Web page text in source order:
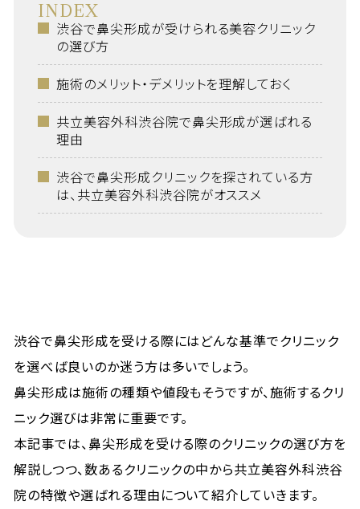
INDEX
渋谷で鼻尖形成が受けられる美容クリニック
の選び方
施術のメリット・デメリットを理解しておく
共立美容外科渋谷院で鼻尖形成が選ばれる
理由
渋谷で鼻尖形成クリニックを探されている方
は、共立美容外科渋谷院がオススメ
渋谷で鼻尖形成を受ける際にはどんな基準でクリニック
を選べば良いのか迷う方は多いでしょう。
鼻尖形成は施術の種類や値段もそうですが、施術するクリ
ニック選びは非常に重要です。
本記事では、鼻尖形成を受ける際のクリニックの選び方を
解説しつつ、数あるクリニックの中から共立美容外科渋谷
院の特徴や選ばれる理由について紹介していきます。